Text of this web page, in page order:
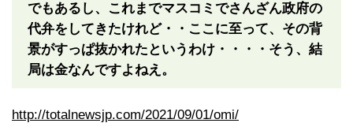
でもあるし、これまでマスコミでさんざん政府の
代弁をしてきたけれど・・ここに至って、その背
景がすっぱ抜かれたというわけ・・・・そう、結
局は金なんですよねえ。
http://totalnewsjp.com/2021/09/01/omi/